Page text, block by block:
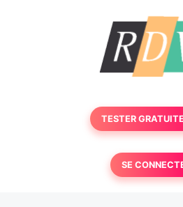
TESTER
SE